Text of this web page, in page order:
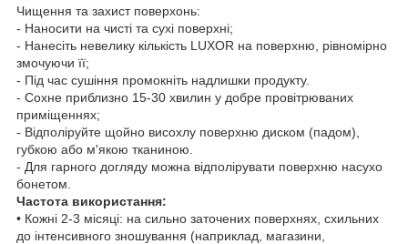
Чищення та захист поверхонь:
- Наносити на чисті та сухі поверхні;
- Нанесіть невелику кількість LUXOR на поверхню, рівномірно
змочуючи її;
- Під час сушіння промокніть надлишки продукту.
- Сохне приблизно 15-30 хвилин у добре провітрюваних
приміщеннях;
- Відполіруйте щойно висохлу поверхню диском (падом),
губкою або м'якою тканиною.
- Для гарного догляду можна відполірувати поверхню насухо
бонетом.
Частота використання:
• Кожні 2-3 місяці: на сильно заточених поверхнях, схильних
до інтенсивного зношування (наприклад, магазини,